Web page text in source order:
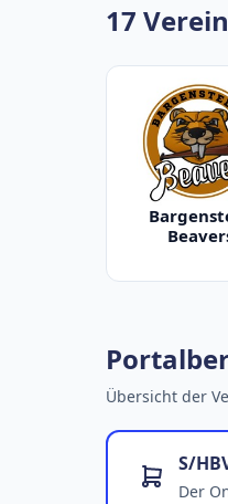
17
Übersicht der
S/
Der